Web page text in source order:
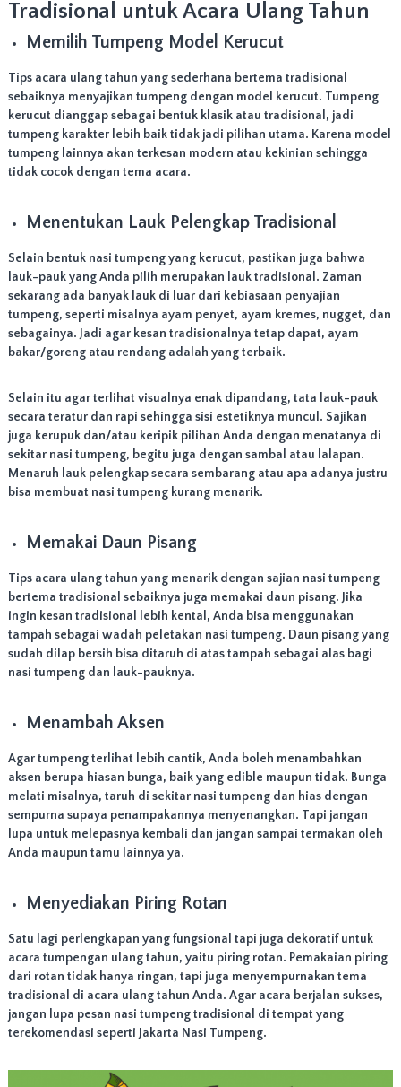
Tradisional untuk Acara Ulang Tahun
Memilih Tumpeng Model Kerucut
Tips acara ulang tahun yang sederhana bertema tradisional
sebaiknya menyajikan tumpeng dengan model kerucut. Tumpeng
kerucut dianggap sebagai bentuk klasik atau tradisional, jadi
tumpeng karakter lebih baik tidak jadi pilihan utama. Karena model
tumpeng lainnya akan terkesan modern atau kekinian sehingga
tidak cocok dengan tema acara.
Menentukan Lauk Pelengkap Tradisional
Selain bentuk nasi tumpeng yang kerucut, pastikan juga bahwa
lauk-pauk yang Anda pilih merupakan lauk tradisional. Zaman
sekarang ada banyak lauk di luar dari kebiasaan penyajian
tumpeng, seperti misalnya ayam penyet, ayam kremes, nugget, dan
sebagainya. Jadi agar kesan tradisionalnya tetap dapat, ayam
bakar/goreng atau rendang adalah yang terbaik.
Selain itu agar terlihat visualnya enak dipandang, tata lauk-pauk
secara teratur dan rapi sehingga sisi estetiknya muncul. Sajikan
juga kerupuk dan/atau keripik pilihan Anda dengan menatanya di
sekitar nasi tumpeng, begitu juga dengan sambal atau lalapan.
Menaruh lauk pelengkap secara sembarang atau apa adanya justru
bisa membuat nasi tumpeng kurang menarik.
Memakai Daun Pisang
Tips acara ulang tahun yang menarik dengan sajian nasi tumpeng
bertema tradisional sebaiknya juga memakai daun pisang. Jika
ingin kesan tradisional lebih kental, Anda bisa menggunakan
tampah sebagai wadah peletakan nasi tumpeng. Daun pisang yang
sudah dilap bersih bisa ditaruh di atas tampah sebagai alas bagi
nasi tumpeng dan lauk-pauknya.
Menambah Aksen
Agar tumpeng terlihat lebih cantik, Anda boleh menambahkan
aksen berupa hiasan bunga, baik yang edible maupun tidak. Bunga
melati misalnya, taruh di sekitar nasi tumpeng dan hias dengan
sempurna supaya penampakannya menyenangkan. Tapi jangan
lupa untuk melepasnya kembali dan jangan sampai termakan oleh
Anda maupun tamu lainnya ya.
Menyediakan Piring Rotan
Satu lagi perlengkapan yang fungsional tapi juga dekoratif untuk
acara tumpengan ulang tahun, yaitu piring rotan. Pemakaian piring
dari rotan tidak hanya ringan, tapi juga menyempurnakan tema
tradisional di acara ulang tahun Anda. Agar acara berjalan sukses,
jangan lupa pesan nasi tumpeng tradisional di tempat yang
terekomendasi seperti Jakarta Nasi Tumpeng.